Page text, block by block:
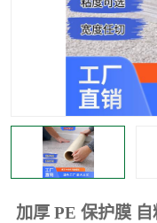
加厚 PE 保护膜
印字保护膜
不绣钢板保护膜
窗缝阻风胶带
不锈钢板保护膜